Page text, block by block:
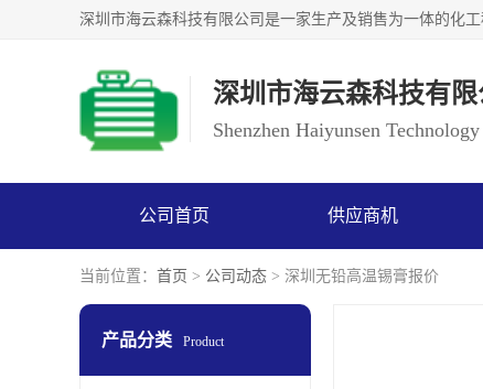
深圳市海云森科技有限
Shenzhen Haiyunsen
公司首页 供应商机
当前位置： 首页 > 公司动态 > 深圳无铅高温锡膏报价
产品分类 Product